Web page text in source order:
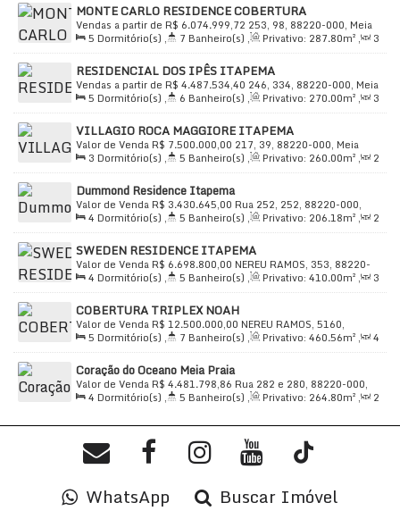
MONTE CARLO RESIDENCE COBERTURA
R$ 6.074.999,72
Vendas a partir de
253, 98, 88220-000, Meia
Praia, Itapema, Santa Catarina, Brasil
5 Dormitório(s) , 7 Banheiro(s) , Privativo: 287.80m² ,
3
Sala(s) , 5Suíte(s) , Total:420.90m² , 4Vaga(s) ,
Útil:
287.80m²
RESIDENCIAL DOS IPÊS ITAPEMA
R$ 4.487.534,40
Vendas a partir de
246, 334, 88220-000, Meia
Praia, Itapema, Santa Catarina, Brasil
5 Dormitório(s) , 6 Banheiro(s) , Privativo: 270.00m² ,
3
Sala(s) , 5Suíte(s) , Total:345.00m² , 3Vaga(s) ,
Útil:
270.00m²
VILLAGIO ROCA MAGGIORE ITAPEMA
R$ 7.500.000,00
Valor de Venda
217, 39, 88220-000, Meia
Praia, Itapema, Santa Catarina, Brasil
3 Dormitório(s) , 5 Banheiro(s) , Privativo: 260.00m² ,
2
Sala(s) , 3Suíte(s) , Total:390.00m² , 4Vaga(s) ,
Útil:
260.00m²
Dummond Residence Itapema
R$ 3.430.645,00
Valor de Venda
Rua 252, 252, 88220-000,
Meia Praia, Itapema, Santa Catarina, Brasil
4 Dormitório(s) , 5 Banheiro(s) , Privativo: 206.18m² ,
2
Sala(s) , 4Suíte(s) , Total:325.00m² , 3Vaga(s) ,
Útil:
206.18m²
SWEDEN RESIDENCE ITAPEMA
R$ 6.698.800,00
Valor de Venda
NEREU RAMOS, 353, 88220-
000, Centro, Itapema, Santa Catarina, Brasil
4 Dormitório(s) , 5 Banheiro(s) , Privativo: 410.00m² ,
3
Sala(s) , 4Suíte(s) , Total:624.00m² , 4 ~ 5Vaga(s) ,
Útil:410.00m²
COBERTURA TRIPLEX NOAH
R$ 12.500.000,00
Valor de Venda
NEREU RAMOS, 5160,
88220-000, Meia Praia, Itapema, Santa Catarina, Brasil
5 Dormitório(s) , 7 Banheiro(s) , Privativo: 460.56m² ,
4
Sala(s) , 4Suíte(s) , Total:726.00m² , 6Vaga(s) ,
250m
Distância do Mar, Útil:460.56m²
Coração do Oceano Meia Praia
R$ 4.481.798,86
Valor de Venda
Rua 282 e 280, 88220-000,
Meia Praia, Itapema, Santa Catarina, Brasil
4 Dormitório(s) , 5 Banheiro(s) , Privativo: 264.80m² ,
2
264.80m²
WhatsApp Buscar Imóvel